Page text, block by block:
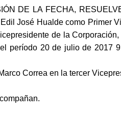
DE LA FECHA,
José Hualde como Primer
de la
período 20 de julio de 2017
Correa en la tercer